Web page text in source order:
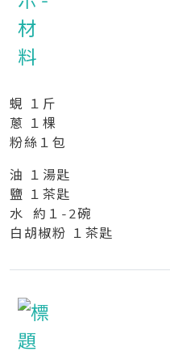
蜆 １斤
蔥 １棵
粉絲１包
油 １湯匙
鹽 １茶匙
水 約１-2碗
白胡椒粉 １茶匙